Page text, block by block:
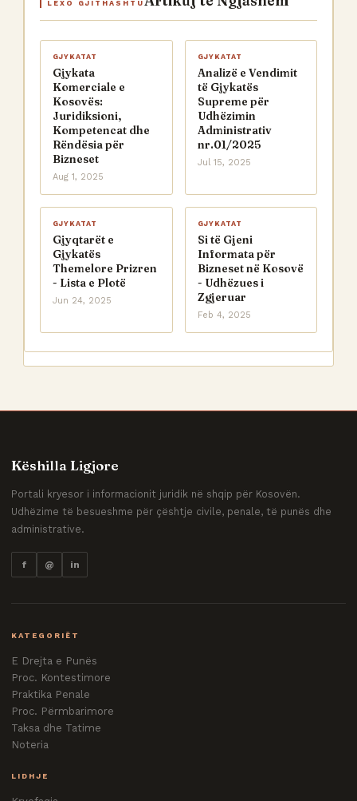
LEXO GJITHASHTU
GJYKATAT
Gjykata
Komerciale e
Kosovës:
Juridiksioni,
Kompetencat dhe
Rëndësia për
Bizneset
Aug 1, 2025
GJYKATAT
Analizë e Vendimit
të Gjykatës
Supreme për
Udhëzimin
Administrativ
nr.01/2025
Jul 15, 2025
GJYKATAT
Gjyqtarët e
Gjykatës
Themelore Prizren
- Lista e Plotë
Jun 24, 2025
GJYKATAT
Si të Gjeni
Informata për
Bizneset në Kosovë
- Udhëzues i
Zgjeruar
Feb 4, 2025
Këshilla Ligjore
Portali kryesor i informacionit juridik në shqip për Kosovën.
Udhëzime të besueshme për çështje civile, penale, të punës dhe
administrative.
f @ in
KATEGORIËT
E Drejta e Punës
Proc. Kontestimore
Praktika Penale
Proc. Përmbarimore
Taksa dhe Tatime
Noteria
LIDHJE